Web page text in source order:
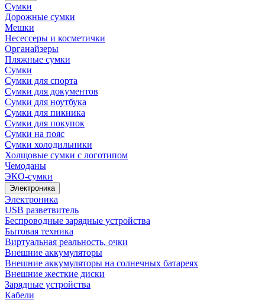
Сумки
Дорожные сумки
Мешки
Несессеры и косметички
Органайзеры
Пляжные сумки
Сумки
Сумки для спорта
Сумки для документов
Сумки для ноутбука
Сумки для пикника
Сумки для покупок
Сумки на пояс
Сумки холодильники
Холщовые сумки с логотипом
Чемоданы
ЭКО-сумки
Электроника
Электроника
USB разветвитель
Беспроводные зарядные устройства
Бытовая техника
Виртуальная реальность, очки
Внешние аккумуляторы
Внешние аккумуляторы на солнечных батареях
Внешние жесткие диски
Зарядные устройства
Кабели